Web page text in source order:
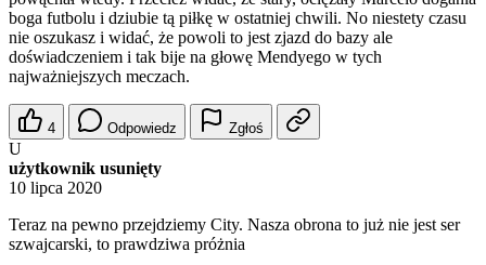
boga futbolu i dziubie tą piłkę w ostatniej chwili. No niestety czasu
nie oszukasz i widać, że powoli to jest zjazd do bazy ale
doświadczeniem i tak bije na głowę Mendyego w tych
najważniejszych meczach.
4 Odpowiedz Zgłoś
U
użytkownik usunięty
10 lipca 2020
Teraz na pewno przejdziemy City. Nasza obrona to już nie jest ser
szwajcarski, to prawdziwa próżnia